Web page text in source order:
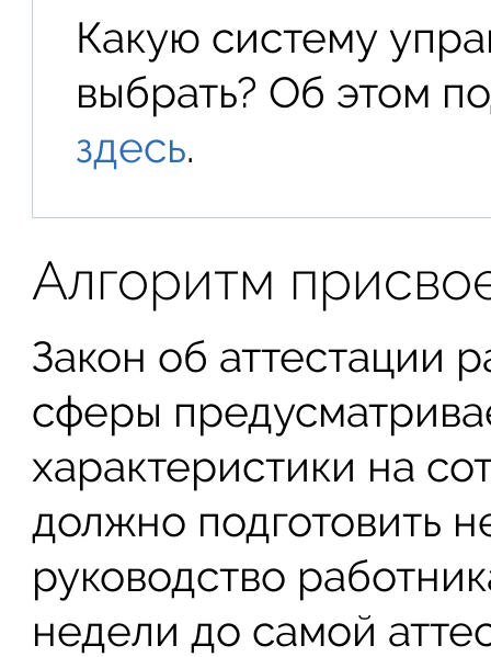
Какую систему
выбрать? Об этом
здесь.
Алгоритм
Закон об аттестации
сферы
характеристики на
должно подготовить
руководство
недели до самой